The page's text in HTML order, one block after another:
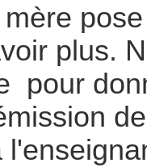
plus.
pour